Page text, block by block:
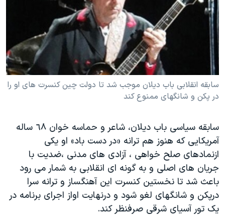
فرهنگ و زندگی
حقوق شهروندی
اسرائیل در جنگ
گالری عکس
مستندها
انتخابات ریاست جمهوری آمریکا ۲۰۲۴
حمله جمهوری اسلامی به اسرائیل
ورزش زنان در ایران
اعتراضات زن، زندگی، آزادی
تریبونال مردمی آبان ۹۸
دادگاه حمید نوری
چهل سال گروگان‌گیری
قانون شفافیت دارائی کادر رهبری ایران
اعتراضات مردمی آبان ۹۸
دنبال کنید
زبانهای مختلف
سابقه انقلابی باب دیلان موجب شد تا دولت چین کنسرت های او را
در پکن و شانگهای ممنوع کند
سابقه سیاسی باب دیلان، شاعر و حماسه خوان ٦٨ ساله
آمریکایی که هنوز هم ترانه «در دست باد» او یکی
ازنمادهای صلح خواهی ، آزادی های مدنی ،ضدیت با
جریان های اصلی و به گونه ای انقلابی به شمار می رود
باعث شد تا نخستین کنسرت این آهنگساز و ترانه سرا
درپکن و شانگهای لغو شود و درنهایت اواز اجرای برنامه در
یک تور آسیای شرقی صرفنظر کند.